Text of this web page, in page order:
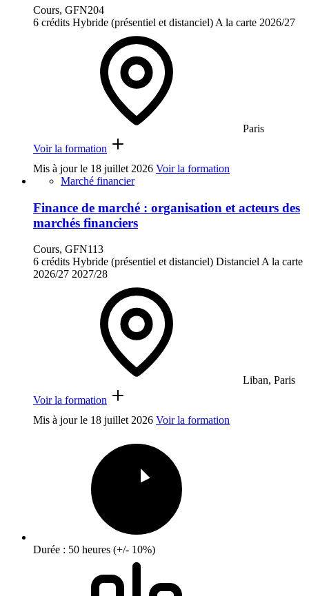
Cours, GFN204
6 crédits Hybride (présentiel et distanciel) A la carte 2026/27
Paris
Voir la formation
Mis à jour le 18 juillet 2026 Voir la formation
Marché financier
Finance de marché : organisation et acteurs des
marchés financiers
Cours, GFN113
6 crédits Hybride (présentiel et distanciel) DistancielA la carte
2026/27 2027/28
Liban, Paris
Voir la formation
Mis à jour le 18 juillet 2026 Voir la formation
Durée : 50 heures (+/- 10%)